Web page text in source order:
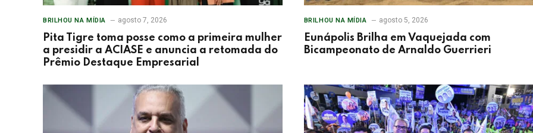
BRILHOU NA MÍDIA agosto 7, 2026
Pita Tigre toma posse como a primeira mulher
a presidir a ACIASE e anuncia a retomada do
Prêmio Destaque Empresarial
BRILHOU NA MÍDIA agosto 5, 2026
Eunápolis Brilha em Vaquejada com
Bicampeonato de Arnaldo Guerrieri